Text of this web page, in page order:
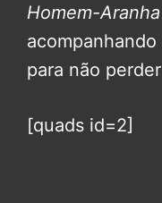
Homem-
acompanhando
para não
[quads id=2]